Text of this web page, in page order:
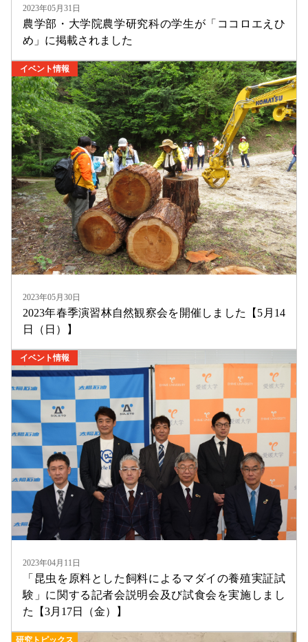
2023年05月31日
農学部・大学院農学研究科の学生が「ココロエえひ
め」に掲載されました
イベント情報
2023年05月30日
2023年春季演習林自然観察会を開催しました【5月14
日（日）】
イベント情報
2023年04月11日
「昆虫を原料とした飼料によるマダイの養殖実証試
験」に関する記者会説明会及び試食会を実施しまし
た【3月17日（金）】